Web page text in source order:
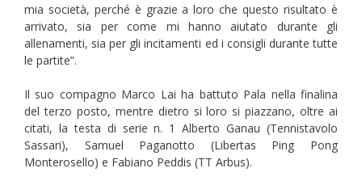
mia società, perché è grazie a loro che questo risultato è
arrivato, sia per come mi hanno aiutato durante gli
allenamenti, sia per gli incitamenti ed i consigli durante tutte
le partite”.
Il suo compagno Marco Lai ha battuto Pala nella finalina
del terzo posto, mentre dietro si loro si piazzano, oltre ai
citati, la testa di serie n. 1 Alberto Ganau (Tennistavolo
Sassari), Samuel Paganotto (Libertas Ping Pong
Monterosello) e Fabiano Peddis (TT Arbus).